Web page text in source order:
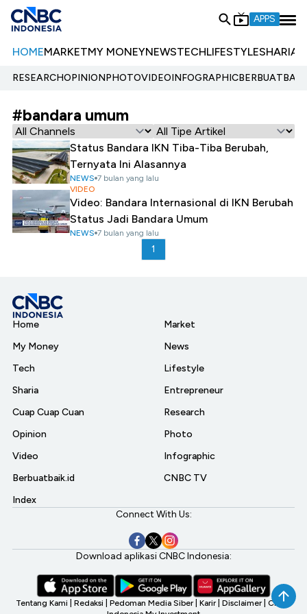
APPS
HOMEMARKETMY MONEYNEWSTECHLIFESTYLESHARIA
RESEARCHOPINIONPHOTOVIDEOINFOGRAPHIC
#bandara umum
Status Bandara IKN Tiba-Tiba Berubah,
Ternyata Ini Alasannya
NEWS 7 bulan yang lalu
VIDEO
Video: Bandara Internasional di IKN Berubah
Status Jadi Bandara Umum
NEWS 7 bulan yang lalu
1
Home
My Money
Tech
Sharia
Cuap Cuap Cuan
Opinion
Video
Berbuatbaik.id
Index
Market
News
Lifestyle
Entrepreneur
Research
Photo
Infographic
CNBC TV
Connect With Us:
Download aplikasi CNBC Indonesia:
Tentang Kami Redaksi Pedoman Media Siber Karir Disclaimer CNBC